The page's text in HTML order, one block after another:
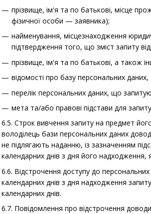
прізвище, ім'я та по батькові, місце
фізичної особи — заявника);
найменування, місцезнаходження
підтвердження того, що зміст запиту
прізвище, ім'я та по батькові, а також
відомості про базу персональних
перелік персональних даних, що
мета та/або правові підстави для
6.5. Строк вивчення запиту на предмет
володілець бази персональних даних
не підлягають наданню, із зазначенням
календарних днів з дня його
6.6. Відстрочення доступу до
календарних днів з дня надходження
календарних днів.
6.7. Повідомлення про відстрочення